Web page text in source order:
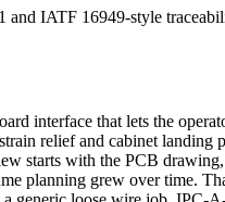
IATF 16949-style
interface that lets the
relief and cabinet
starts with the PCB
planning grew over time.